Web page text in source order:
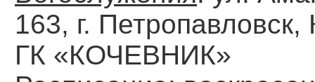
163, г. Петропавловск,
ГК «КОЧЕВНИК»